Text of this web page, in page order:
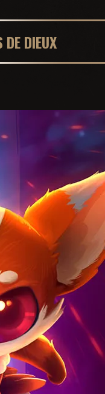
DE DIEUX